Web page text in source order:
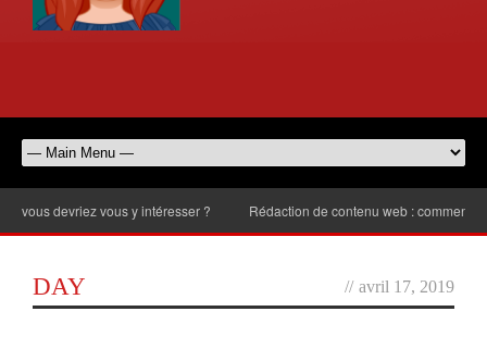
devriez vous y intéresser ? Rédaction de contenu web : comment choisir
DAY // avril 17, 2019